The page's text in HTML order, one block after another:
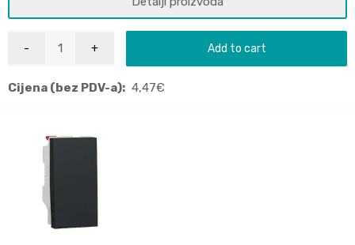
Add to cart
Cijena (bez PDV-a): 4,47€